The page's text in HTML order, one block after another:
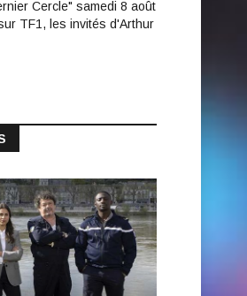
Cercle" samedi 8 août
TF1, les invités d'Arthur